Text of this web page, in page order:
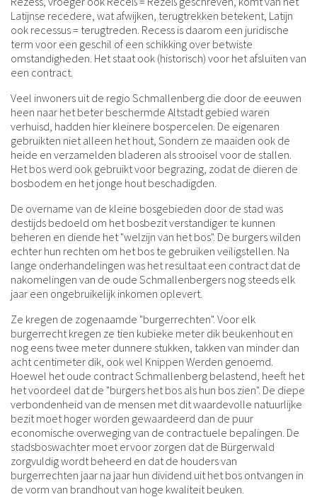
Latijnse recedere, wat afwijken, terugtrekken betekent, Latijn
ook recessus = terugtreden. Recess is daarom een juridische
term voor een geschil of een schikking over betwiste
omstandigheden. Het staat ook (historisch) voor het afsluiten van
een contract.
Veel inwoners uit de regio Schmallenberg die door de eeuwen
heen naar het beter beschermde Altstadt gebied waren
verhuisd, hadden hier kleinere bospercelen. De eigenaren
gebruikten niet alleen het hout, Sondern ze maaiden ook de
heide en verzamelden bladeren als strooisel voor de stallen.
Het bos werd ook gebruikt voor begrazing, zodat de dieren de
bosbodem en het jonge hout beschadigden.
De overname van de kleine bosgebieden door de stad was
destijds bedoeld om het bosbezit verstandiger te kunnen
beheren en diende het "welzijn van het bos". De burgers wilden
echter hun rechten om het bos te gebruiken veiligstellen. Na
lange onderhandelingen was het resultaat een contract dat de
nakomelingen van de oude Schmallenbergers nog steeds elk
jaar een ongebruikelijk inkomen oplevert.
Ze kregen de zogenaamde "burgerrechten". Voor elk
burgerrecht kregen ze tien kubieke meter dik beukenhout en
nog eens twee meter dunnere stukken, takken van minder dan
acht centimeter dik, ook wel Knippen Werden genoemd.
Hoewel het oude contract Schmallenberg belastend, heeft het
het voordeel dat de "burgers het bos als hun bos zien". De diepe
verbondenheid van de mensen met dit waardevolle natuurlijke
bezit moet hoger worden gewaardeerd dan de puur
economische overweging van de contractuele bepalingen. De
stadsboswachter moet ervoor zorgen dat de Bürgerwald
zorgvuldig wordt beheerd en dat de houders van
burgerrechten jaar na jaar hun dividend uit het bos ontvangen in
de vorm van brandhout van hoge kwaliteit beuken.